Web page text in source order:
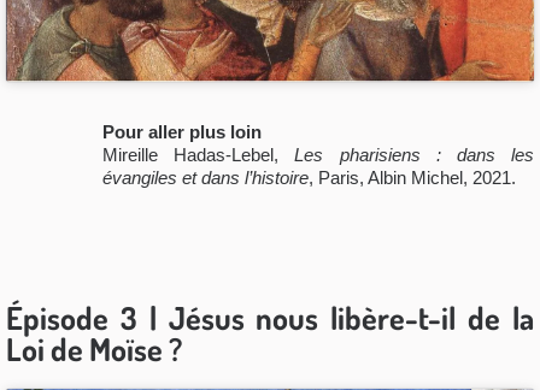
Pour aller plus loin
Mireille Hadas-Lebel,Les pharisiens : dans les
évangiles et dans l’histoire, Paris, Albin Michel, 2021.
Épisode 3 | Jésus nous libère-t-il de la
Loi de Moïse ?